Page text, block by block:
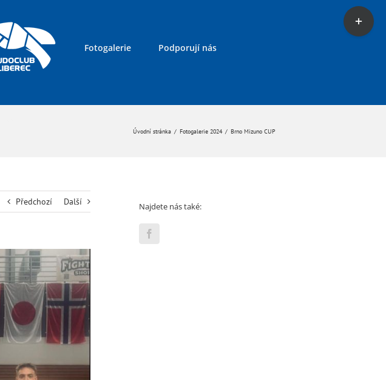
Fotogalerie Podporují nás
Úvodní stránka / Fotogalerie 2024 / Brno Mizuno CUP
Předchozí Další Najdete nás také:
Toggle
Sliding
Bar